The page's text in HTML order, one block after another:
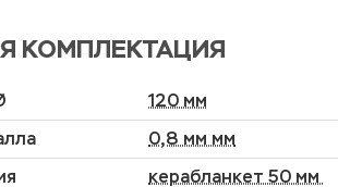
КОМПЛЕКТАЦИЯ
120 мм
0,8 мм мм
керабланкет 50 мм